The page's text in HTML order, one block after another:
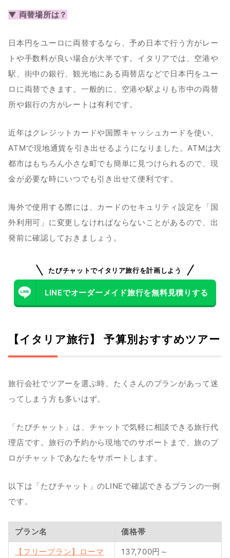
▼ 両替場所は？
日本円をユーロに両替するなら、予め日本で行う方がレー
トや手数料が良い場合が大半です。イタリアでは、空港や
駅、街中の銀行、観光地にある両替店などで日本円をユー
ロに両替できます。一般的に、空港や駅よりも市中の両替
所や銀行の方がレートは有利です。
近年はクレジットカードや国際キャッシュカードを使い、
ATMで現地通貨を引き出せるようになりました。ATMは大
都市はもちろん小さな町でも簡単に見つけられるので、現
金が必要な時にいつでも引き出せて便利です。
海外で使用する際には、カードのセキュリティ設定を「国
外利用可」に変更しなければならないことがあるので、出
発前に確認しておきましょう。
たびチャットでイタリア旅行を計画しよう
LINEでオーダーメイド旅行を無料見積りする
【イタリア旅行】 予算別おすすめツアー
旅行会社でツアーを選ぶ時、たくさんのプランがあって迷
ってしまう方も多いはず。
「たびチャット」は、チャットで気軽に相談できる旅行代
理店です。旅行の予約から現地でのサポートまで、旅のプ
ロがチャットであなたをサポートします。
以下は「たびチャット」のLINEで確認できるプランの一例
です。
プラン名 価格帯
【フリープラン】ローマ
137,700円～